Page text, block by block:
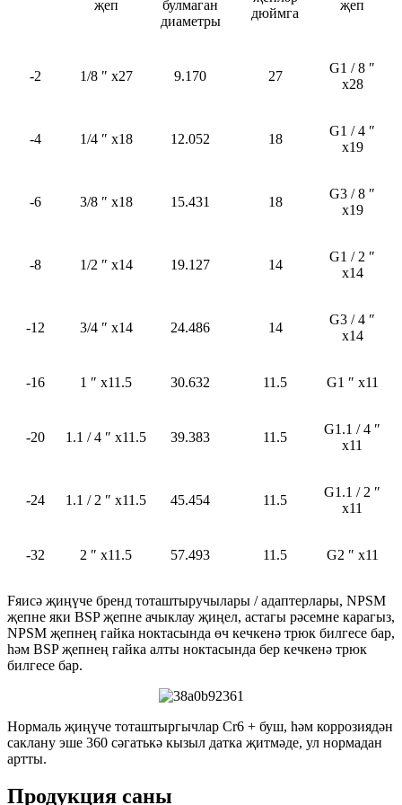
җеп
булмаган
диаметры
дюймга
җеп
-2 1/8 ″ x27 9.170 27
G1 / 8 ″
x28
-4 1/4 ″ x18 12.052 18
G1 / 4 ″
x19
-6 3/8 ″ x18 15.431 18
G3 / 8 ″
x19
-8 1/2 ″ x14 19.127 14
G1 / 2 ″
x14
-12 3/4 ″ x14 24.486 14
G3 / 4 ″
x14
-16 1 ″ x11.5 30.632 11.5 G1 ″ x11
-20 1.1 / 4 ″ x11.5 39.383 11.5
G1.1 / 4 ″
x11
-24 1.1 / 2 ″ x11.5 45.454 11.5
G1.1 / 2 ″
x11
-32 2 ″ x11.5 57.493 11.5 G2 ″ x11
Fяисә җиңүче бренд тоташтыручылары / адаптерлары, NPSM
җепне яки BSP җепне ачыклау җиңел, астагы рәсемне карагыз,
NPSM җепнең гайка ноктасында өч кечкенә трюк билгесе бар,
һәм BSP җепнең гайка алты ноктасында бер кечкенә трюк
билгесе бар.
Нормаль җиңүче тоташтыргычлар Cr6 + буш, һәм коррозиядән
саклану эше 360 сәгатькә кызыл датка җитмәде, ул нормадан
артты.
Продукция саны